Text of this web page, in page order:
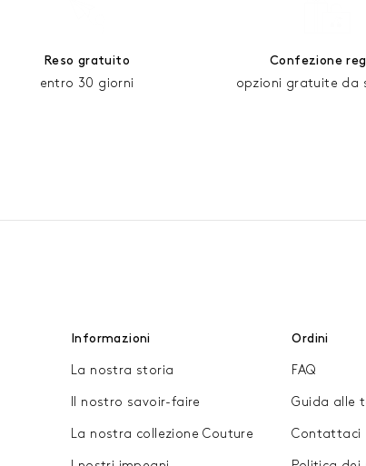
Reso gratuito
entro 30 giorni
Confezione
opzioni gratuite da
Informazioni
La nostra storia
Il nostro savoir-faire
La nostra collezione Couture
Ordini
FAQ
Guida alle
Contattaci